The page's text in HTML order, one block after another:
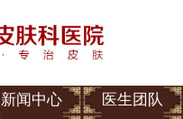
新闻中心
医生团队